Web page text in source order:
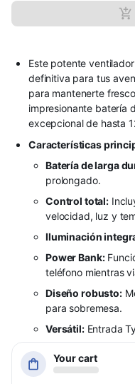
Este potente
definitiva para tus
para mantenerte
impresionante batería
excepcional de hasta
Características
Batería de larga
prolongado.
Control total:
velocidad, luz y
Iluminación
Power Bank:
teléfono mientras
Diseño robusto:
para sobremesa.
Versátil:Entrada
Your cart